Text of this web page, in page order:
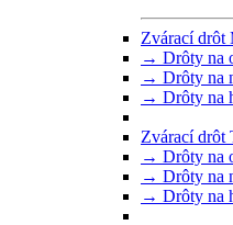
Zvárací
→ Drôty na
→ Drôty na
→ Drôty na
Zvárací drôt
→ Drôty na
→ Drôty na
→ Drôty na